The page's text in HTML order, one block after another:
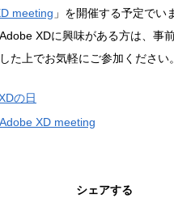
meeting 」を開催する予定でい
XDに興味がある方は、事
た上でお気軽にご参加ください。
の日
XD meeting
シェアする